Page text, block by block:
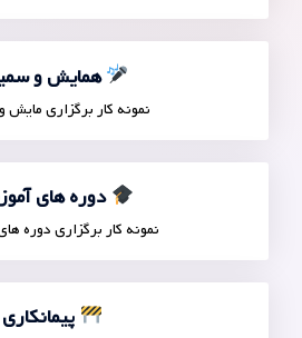
همایش و
نمونه کار برگزاری مایش
دوره های
نمونه کار برگزاری دوره
پیمانکاری